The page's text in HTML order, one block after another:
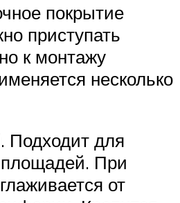
покрытие
приступать
к монтажу
несколько
Подходит для
При
от